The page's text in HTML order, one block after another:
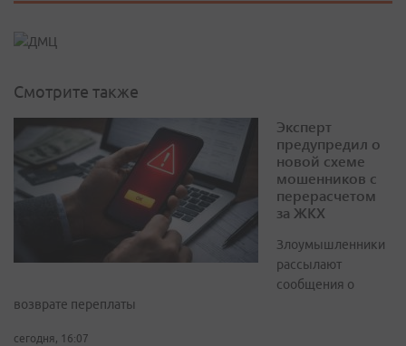
Смотрите также
Эксперт
предупредил о
новой схеме
мошенников с
перерасчетом
за ЖКХ
Злоумышленники
рассылают
сообщения о
возврате переплаты
сегодня, 16:07